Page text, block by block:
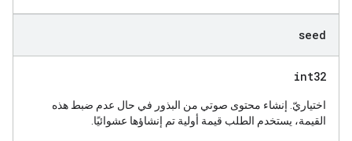
seed
int32
اختياريّ. إنشاء محتوى صوتي من البذور في حال عدم ضبط هذه
القيمة، يستخدم الطلب قيمة أولية تم إنشاؤها عشوائيًا.